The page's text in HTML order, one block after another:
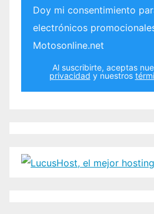
Doy mi consentimiento
electrónicos
Motosonline.net
Al suscribirte, aceptas
privacidad y nuestros